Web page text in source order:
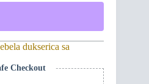
dukserica sa
Checkout